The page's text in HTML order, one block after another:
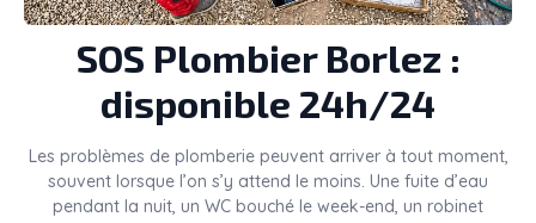
SOS Plombier Borlez :
disponible 24h/24
Les problèmes de plomberie peuvent arriver à tout moment,
souvent lorsque l’on s’y attend le moins. Une fuite d’eau
pendant la nuit, un WC bouché le week-end, un robinet